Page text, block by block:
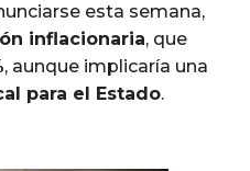
esta semana,
inflacionaria, que
, aunque implicaría una
para el Estado.